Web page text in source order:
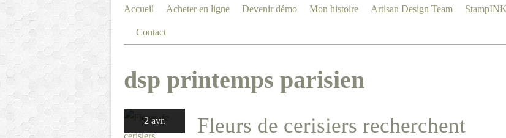
Accueil Acheter en ligne Devenir démo Mon histoire Artisan Design Team
Contact
dsp printemps parisien
2 avr.
Fleurs de cerisiers recherchent